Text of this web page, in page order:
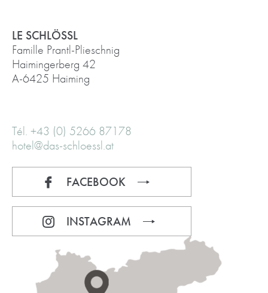
LE SCHLÖSSL
Famille Prantl-Plieschnig
Haimingerberg 42
A-6425 Haiming
Tél. +43 (0) 5266 87178
hotel@das-schloessl.at
FACEBOOK
INSTAGRAM